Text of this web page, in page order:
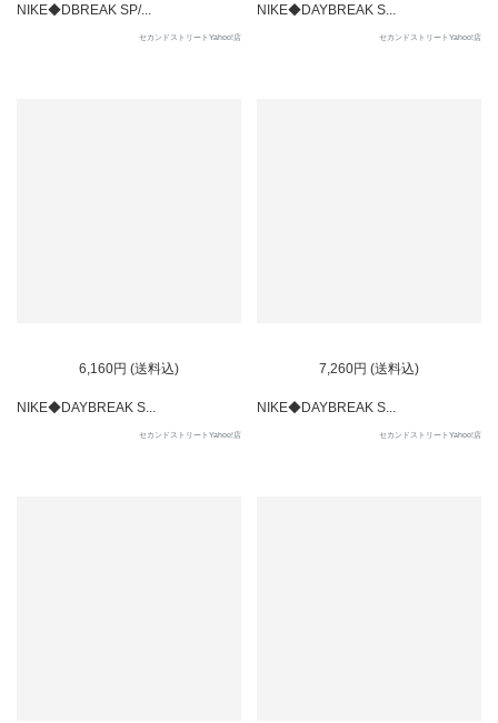
NIKE◆DBREAK SP/...
セカンドストリートYahoo!店
NIKE◆DAYBREAK S...
セカンドストリートYahoo!店
6,160円 (送料込)
NIKE◆DAYBREAK S...
セカンドストリートYahoo!店
7,260円 (送料込)
NIKE◆DAYBREAK S...
セカンドストリートYahoo!店